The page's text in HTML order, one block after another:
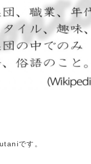
です。